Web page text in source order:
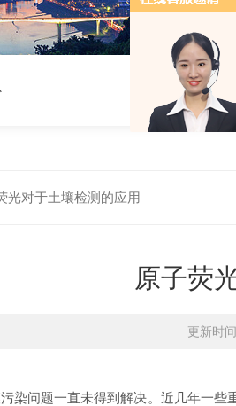
光对于土壤检测的应用
原子荧
更新时
问题一直未得到解决。近几年一些